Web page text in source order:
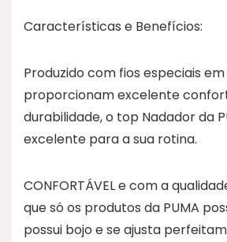
Características e Benefícios:
Produzido com fios especiais
proporcionam excelente
durabilidade, o top Nadador da
excelente para a sua rotina.
CONFORTÁVEL e com a
que só os produtos da PUMA
possui bojo e se ajusta